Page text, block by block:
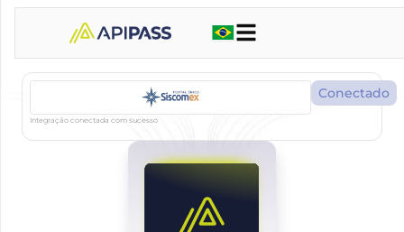
Conectado
Integração conectada com sucesso